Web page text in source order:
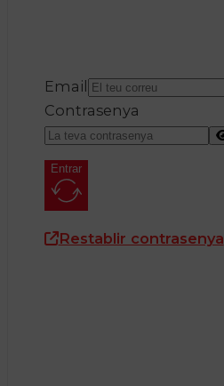
Email
Contrasenya
Entrar
Restablir contrasenya